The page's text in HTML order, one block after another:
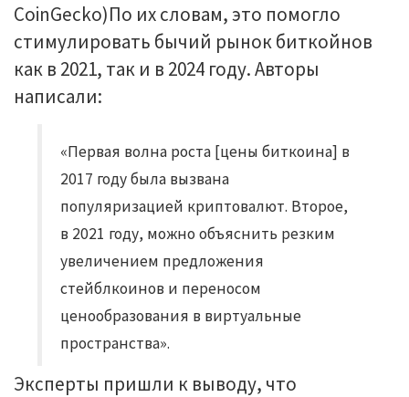
CoinGecko)По их словам, это помогло
стимулировать бычий рынок биткойнов
как в 2021, так и в 2024 году. Авторы
написали:
«Первая волна роста [цены биткоина] в
2017 году была вызвана
популяризацией криптовалют. Второе,
в 2021 году, можно объяснить резким
увеличением предложения
стейблкоинов и переносом
ценообразования в виртуальные
пространства».
Эксперты пришли к выводу, что